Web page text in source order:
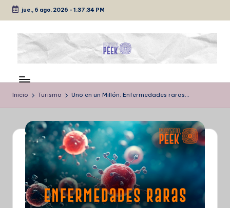
Saltar
contenido
jue., 6 ago. 2026 - 1:37:35 PM
E
K
de
comunicación
Inicio Turismo Uno en un Millón: Enfermedades raras…